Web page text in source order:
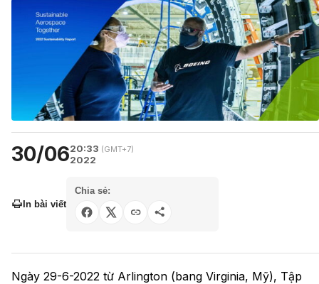
30/0620:33 (GMT+7)
2022
In bài viết
Chia sẻ:
Ngày 29-6-2022 từ Arlington (bang Virginia, Mỹ), Tập